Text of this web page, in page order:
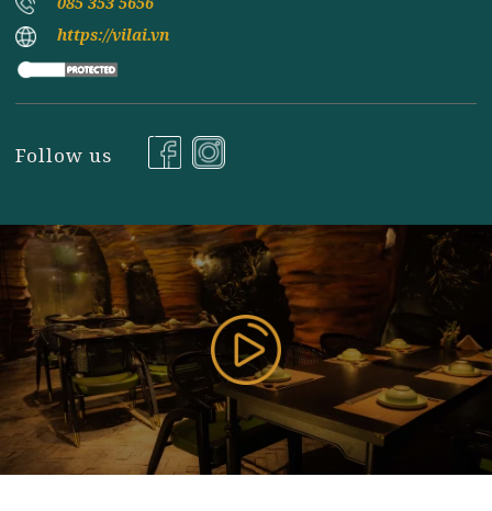
Đăng ký nhận tin
177 Bùi Thị Xuân, P. Nguyễn Du, Q. Hai Bà Trưng,
Hà Nội ( Gần Vincom Center Bà Triệu ), Hanoi,
Vietnam
085 353 5656
https://vilai.vn